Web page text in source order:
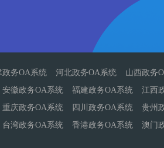
政务OA系统 河北政务OA系统 山西政务
安徽政务OA系统 福建政务OA系统 江西
重庆政务OA系统 四川政务OA系统 贵州
台湾政务OA系统 香港政务OA系统 澳门